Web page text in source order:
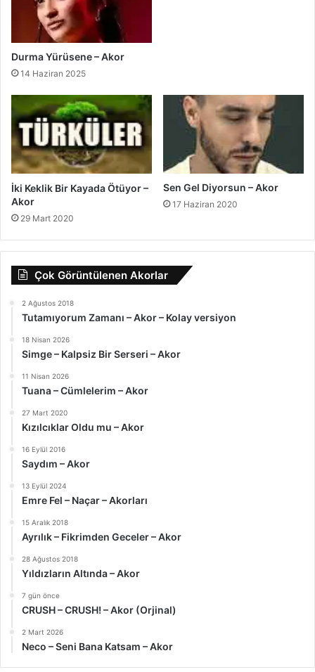
Durma Yürüsene – Akor
14 Haziran 2025
İki Keklik Bir Kayada Ötüyor –
Akor
29 Mart 2020
Sen Gel Diyorsun – Akor
17 Haziran 2020
Çok Görüntülenen Akorlar
2 Ağustos 2018
Tutamıyorum Zamanı – Akor – Kolay versiyon
18 Nisan 2026
Simge – Kalpsiz Bir Serseri – Akor
11 Nisan 2026
Tuana – Cümlelerim – Akor
27 Mart 2020
Kızılcıklar Oldu mu – Akor
16 Eylül 2016
Saydım – Akor
13 Eylül 2024
Emre Fel – Naçar – Akorları
15 Aralık 2018
Ayrılık – Fikrimden Geceler – Akor
28 Ağustos 2018
Yıldızların Altında – Akor
7 gün önce
CRUSH – CRUSH! – Akor (Orjinal)
2 Mart 2026
Neco – Seni Bana Katsam – Akor